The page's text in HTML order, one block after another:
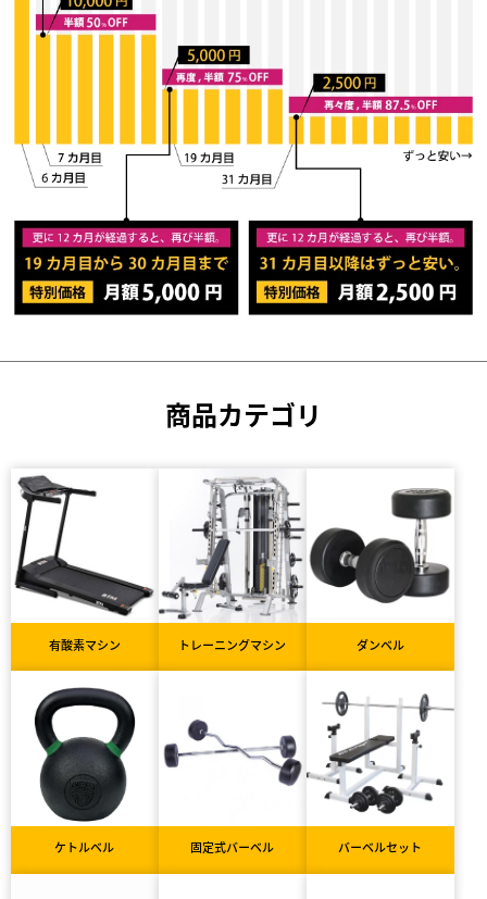
商品カテゴリ
有酸素マシン トレーニングマシン ダンベル
ケトルベル 固定式バーベル バーベルセット